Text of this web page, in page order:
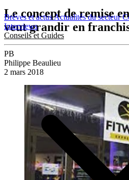
Brèves et actusActualités du secteur
Interviews
Conseils et Guides
Le concept de remise
veut grandir en
PB
Philippe Beaulieu
2 mars 2018